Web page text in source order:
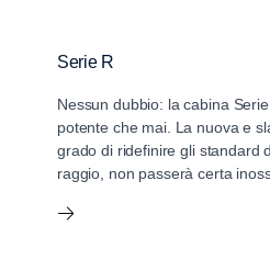
Serie R
Nessun dubbio: la cabina
potente che mai. La nuova e
grado di ridefinire gli standard
raggio, non passerà certa